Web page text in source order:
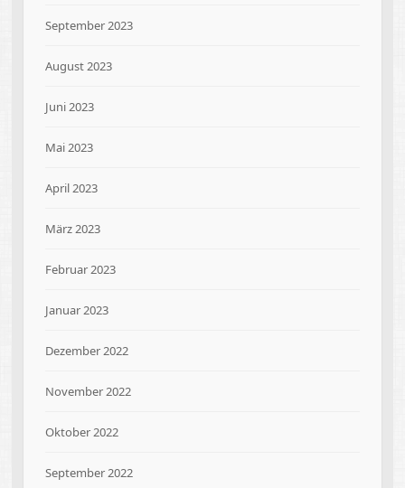
September 2023
August 2023
Juni 2023
Mai 2023
April 2023
März 2023
Februar 2023
Januar 2023
Dezember 2022
November 2022
Oktober 2022
September 2022